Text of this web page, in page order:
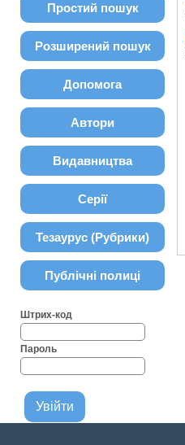
Простий пошук
Розширений пошук
Допомога
Автори
Видавництва
Серії
Тезаурус (Рубрики)
Публічні полиці
Штрих-код
Пароль